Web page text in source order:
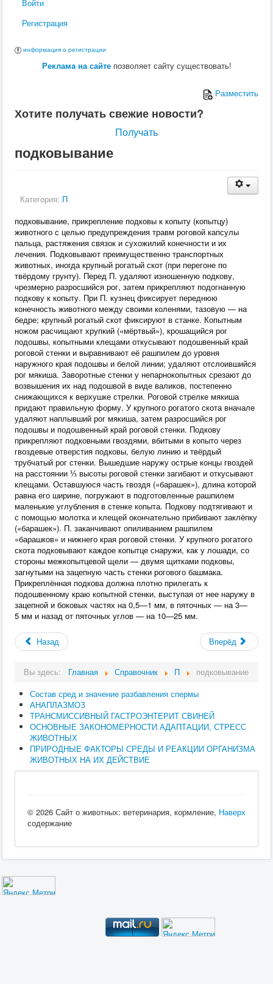
Войти
Регистрация
информация о регистрации
Реклама на сайтепозволяет сайту существовать!
Разместить
Хотите получать свежие новости?
Получать
подковывание
Категория: П
подковывание, прикрепление подковы к копыту (копытцу)
животного с целью предупреждения травм роговой капсулы
пальца, растяжения связок и сухожилий конечности и их
лечения. Подковывают преимущественно транспортных
животных, иногда крупный рогатый скот (при перегоне по
твёрдому грунту). Перед П. удаляют изношенную подкову,
чрезмерно разросшийся рог, затем прикрепляют подогнанную
подкову к копыту. При П. кузнец фиксирует переднюю
конечность животного между своими коленями, тазовую — на
бедре; крупный рогатый скот фиксируют в станке. Копытным
ножом расчищают хрупкий («мёртвый»), крошащийся рог
подошвы, копытными клещами откусывают подошвенный край
роговой стенки и выравнивают её рашпилем до уровня
наружного края подошвы и белой линии; удаляют отслоившийся
рог мякиша. Заворотные стенки у непарнокопытных срезают до
возвышения их над подошвой в виде валиков, постепенно
снижающихся к верхушке стрелки. Роговой стрелке мякиша
придают правильную форму. У крупного рогатого скота вначале
удаляют наплывший рог мякиша, затем разросшийся рог
подошвы и подошвенный край роговой стенки. Подкову
прикрепляют подковными гвоздями, вбитыми в копыто через
гвоздевые отверстия подковы, белую линию и твёрдый
трубчатый рог стенки. Вышедшие наружу острые концы гвоздей
на расстоянии ⅓ высоты роговой стенки загибают и откусывают
клещами. Оставшуюся часть гвоздя («барашек»), длина которой
равна его ширине, погружают в подготовленные рашпилем
маленькие углубления в стенке копыта. Подкову подтягивают и
с помощью молотка и клещей окончательно прибивают заклёпку
(«барашек»). П. заканчивают опиливанием рашпилем
«барашков» и нижнего края роговой стенки. У крупного рогатого
скота подковывают каждое копытце снаружи, как у лошади, со
стороны межкопытцевой щели — двумя щитками подковы,
загнутыми на зацепную часть стенки рогового башмака.
Прикреплённая подкова должна плотно прилегать к
подошвенному краю копытной стенки, выступая от нее наружу в
зацепной и боковых частях на 0,5—1 мм, в пяточных — на 3—
5 мм и назад от пяточных углов — на 10—25 мм.
Назад Вперёд
Вы здесь: Главная Справочник П
подковывание
Состав сред и значение разбавления спермы
АНАПЛАЗМОЗ
ТРАНСМИССИВНЫЙ ГАСТРОЭНТЕРИТ СВИНЕЙ
ОСНОВНЫЕ ЗАКОНОМЕРНОСТИ АДАПТАЦИИ, СТРЕСС
ЖИВОТНЫХ
ПРИРОДНЫЕ ФАКТОРЫ СРЕДЫ И РЕАКЦИИ ОРГАНИЗМА
ЖИВОТНЫХ НА ИХ ДЕЙСТВИЕ
Наверх
© 2026 Сайт о животных: ветеринария, кормление,
содержание